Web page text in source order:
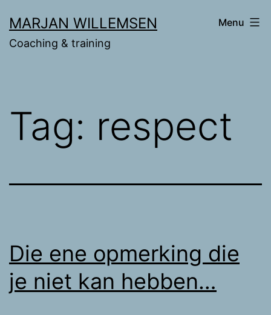
naar
de
MARJAN WILLEMSEN
Coaching & training
Menu
Tag: respect
Die ene opmerking die
je niet kan hebben…